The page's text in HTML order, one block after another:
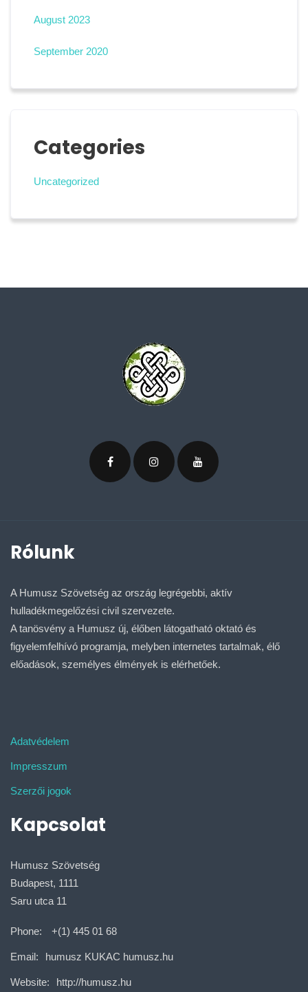
August 2023
September 2020
Categories
Uncategorized
Rólunk
A Humusz Szövetség az ország legrégebbi, aktív
hulladékmegelőzési civil szervezete.
A tanösvény a Humusz új, élőben látogatható oktató és
figyelemfelhívó programja, melyben internetes tartalmak, élő
előadások, személyes élmények is elérhetőek.
Adatvédelem
Impresszum
Szerzői jogok
Kapcsolat
Humusz Szövetség
Budapest, 1111
Saru utca 11
Phone: +(1) 445 01 68
Email: humusz KUKAC humusz.hu
Website: http://humusz.hu